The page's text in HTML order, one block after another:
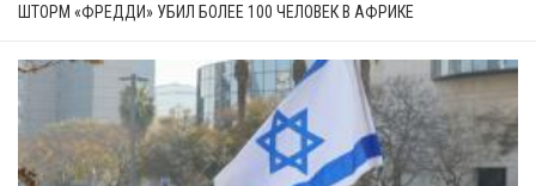
ШТОРМ «ФРЕДДИ» УБИЛ БОЛЕЕ 100 ЧЕЛОВЕК В АФРИКЕ